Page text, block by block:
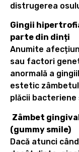
distrugerea
Gingii
parte din dinți
Anumite
sau factori
anormală a
estetic
plăcii
Zâmbet
(gummy smile)
Dacă atunci